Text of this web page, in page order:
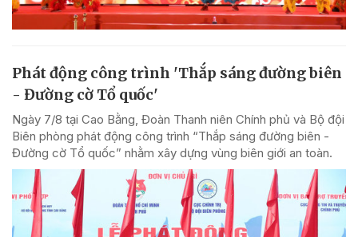
Phát động công trình 'Thắp sáng đường biên
- Đường cờ Tổ quốc'
Ngày 7/8 tại Cao Bằng, Đoàn Thanh niên Chính phủ và Bộ đội
Biên phòng phát động công trình “Thắp sáng đường biên -
Đường cờ Tổ quốc” nhằm xây dựng vùng biên giới an toàn.